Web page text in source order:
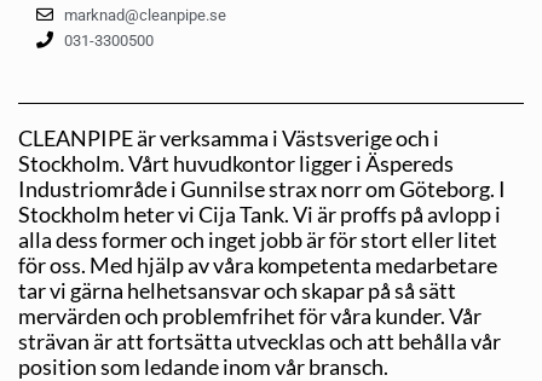
marknad@cleanpipe.se
031-3300500
CLEANPIPE är verksamma i Västsverige och i
Stockholm. Vårt huvudkontor ligger i Äspereds
Industriområde i Gunnilse strax norr om Göteborg. I
Stockholm heter vi Cija Tank. Vi är proffs på avlopp i
alla dess former och inget jobb är för stort eller litet
för oss. Med hjälp av våra kompetenta medarbetare
tar vi gärna helhetsansvar och skapar på så sätt
mervärden och problemfrihet för våra kunder. Vår
strävan är att fortsätta utvecklas och att behålla vår
position som ledande inom vår bransch.